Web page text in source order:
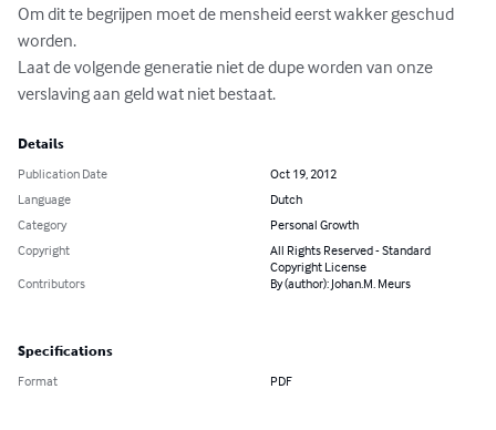
Om dit te begrijpen moet de mensheid eerst wakker geschud
worden.
Laat de volgende generatie niet de dupe worden van onze
verslaving aan geld wat niet bestaat.
Details
Publication Date
Oct 19, 2012
Language
Dutch
Category
Personal Growth
Copyright
All Rights Reserved - Standard
Copyright License
Contributors
By (author): Johan.M. Meurs
Specifications
Format PDF